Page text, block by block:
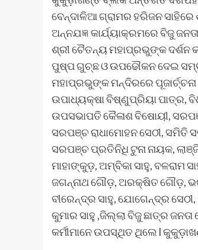
ବେନ୍ଦାଳିଆ ଗ୍ରାମର ହରିଜନ ସାହିରେ
ଅନ୍ନଯଜ୍ଞ କାର୍ଯ୍ୟାକ୍ରମରେ ବିଜୁ
ଶ୍ରୀ ଚୈତନ୍ୟ ମହାପ୍ରଭୁଙ୍କ ଦର୍ଶନ
ପୁଷ୍ପ ଗୁଚ୍ଛ ଓ ଉପଢୌକନ ଦେଇ
ମହାପ୍ରଭୁଙ୍କ ମନ୍ଦିରରେ
ଉପାଧ୍ୟକ୍ଷା ବିଷ୍ଣୁପ୍ରିୟା ପାତ୍ର,
ଉପସଭାପତି କୈଳାଶ ବିଷୋୟୀ,
ସରପଞ୍ଚ ରାଧାମୋହନ ସେଠୀ,
ସରପଞ୍ଚ ପ୍ରତିନିଧି ଟୁନା ନାୟକ,
ମାହାଙ୍କୁଡ଼, ଅମ୍ବିକା ସାହୁ, ବଳରାମ
ଜଗନ୍ନାଥ ଗୌଡ଼, ଅରକ୍ଷିତ ଗୌଡ଼,
ବୀରେନ୍ଦ୍ର ସାହୁ, ଯୋଗେନ୍ଦ୍ର
କୁମାର ସାହୁ ,ଜିଲ୍ଲା ବିଜୁ ଛାତ୍ର
କର୍ମୀମାନେ ଉପସ୍ଥିତ ଥିଲେ l